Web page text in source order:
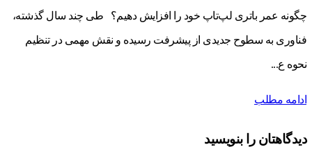
چگونه عمر باتری لپ‌تاپ خود را افزایش دهیم؟ طی چند سال گذشته،
فناوری به سطوح جدیدی از پیشرفت رسیده و نقش مهمی در تنظیم
نحوه ع...
ادامه مطلب
دیدگاهتان را بنویسید